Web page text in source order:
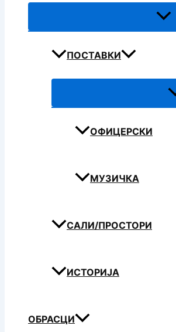
ПОСТАВКИ
ОФИЦЕРСКИ
МУЗИЧКА
САЛИ/ПРОСТОРИ
ИСТОРИЈА
ОБРАСЦИ